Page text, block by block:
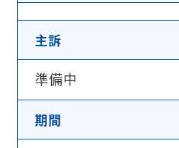
主訴
準備中
期間